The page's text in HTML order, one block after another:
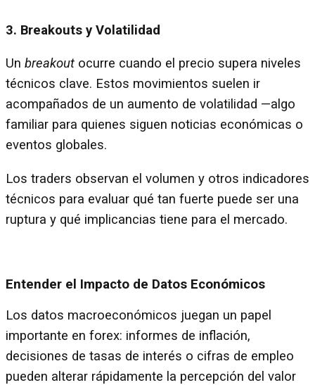
3. Breakouts y Volatilidad
Un breakout ocurre cuando el precio supera niveles
técnicos clave. Estos movimientos suelen ir
acompañados de un aumento de volatilidad —algo
familiar para quienes siguen noticias económicas o
eventos globales.
Los traders observan el volumen y otros indicadores
técnicos para evaluar qué tan fuerte puede ser una
ruptura y qué implicancias tiene para el mercado.
Entender el Impacto de Datos Económicos
Los datos macroeconómicos juegan un papel
importante en forex: informes de inflación,
decisiones de tasas de interés o cifras de empleo
pueden alterar rápidamente la percepción del valor